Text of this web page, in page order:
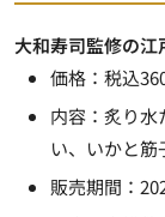
大和寿司監修の江
価格：税込
内容：炙り水
い、いかと
販売期間：